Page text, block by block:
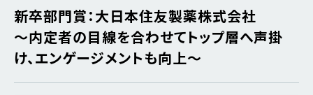
新卒部門賞：大日本住友製薬株式会社
～内定者の目線を合わせてトップ層へ声掛
け、エンゲージメントも向上～